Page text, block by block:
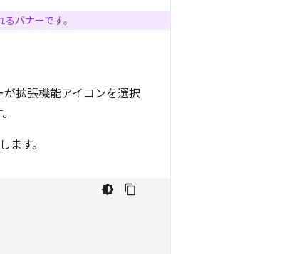
バナーです。
拡張機能アイコンを選択
ます。